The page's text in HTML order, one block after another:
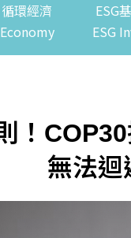
循環經濟
Economy
ESG
ESG
！
無法迴